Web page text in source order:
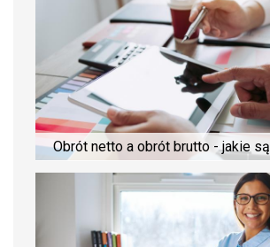
Obrót netto a obrót brutto - jakie